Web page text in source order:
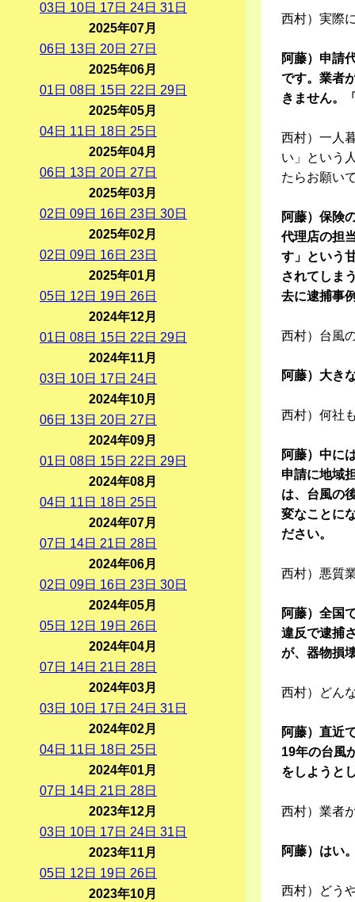
西村）実際
阿藤）申請
です。業者
きません。
西村）一人
い」という
たらお願い
阿藤）保険
代理店の担
す」という
されてしま
去に逮捕事
西村）台風
阿藤）大き
西村）何社
阿藤）中に
申請に地域
は、台風の
変なことに
ださい。
西村）悪質
阿藤）全国
違反で逮捕
が、器物損
西村）どん
阿藤）直近
19年の台風
をしようと
西村）業者
阿藤）はい
西村）どう
03日 10日 17日 24日 31 日
2025年07月
06日 13日 20日 27日
2025年06月
01 日 08日 15日 22 日 29日
2025年05月
04日 11 日 18日 25日
2025年04月
06日 13日 20日 27日
2025年03月
02 日 09日 16日 23日 30日
2025年02月
02 日 09日 16日 23日
2025年01月
05日 12 日 19日 26日
2024年12月
01 日 08日 15日 22 日 29日
2024年11月
03日 10日 17日 24日
2024年10月
06日 13日 20日 27日
2024年09月
01 日 08日 15日 22 日 29日
2024年08月
04日 11 日 18日 25日
2024年07月
07日 14日 21 日 28日
2024年06月
02 日 09日 16日 23日 30日
2024年05月
05日 12 日 19日 26日
2024年04月
07日 14日 21 日 28日
2024年03月
03日 10日 17日 24日 31 日
2024年02月
04日 11 日 18日 25日
2024年01月
07日 14日 21 日 28日
2023年12月
03日 10日 17日 24日 31 日
2023年11月
05日 12 日 19日 26日
2023年10月